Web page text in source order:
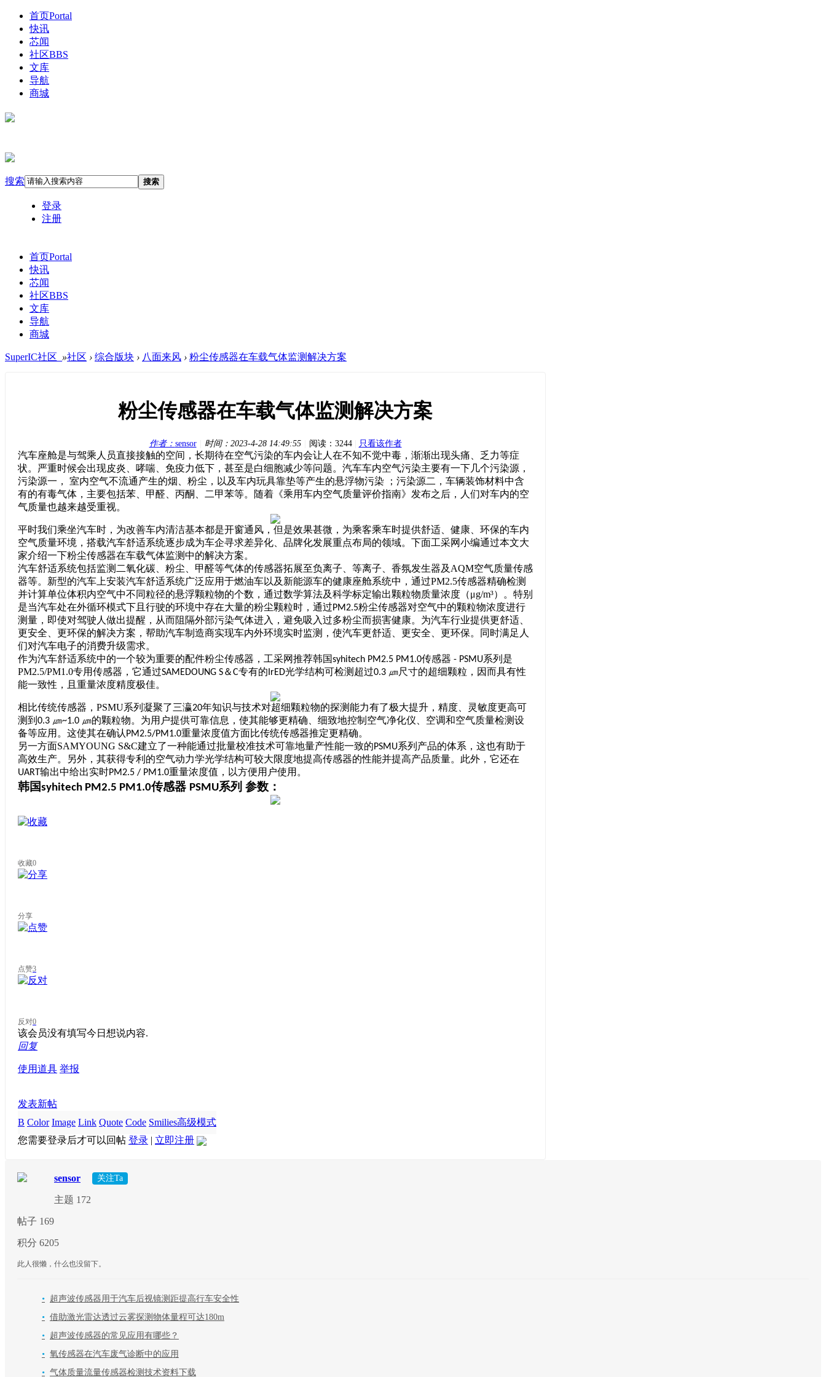
首页Portal
快讯
芯闻
社区BBS
文库
导航
商城
搜索 搜索
登录
注册
首页Portal
快讯
芯闻
社区BBS
文库
导航
商城
SuperIC社区_ »社区 › 综合版块 › 八面来风 › 粉尘传感器在车载气体监测解决方案
粉尘传感器在车载气体监测解决方案
作者： sensor 时间： 2023-4-28 14:49:55 阅读：3244 只看该作者
汽车座舱是与驾乘人员直接接触的空间， 长期待在空气污染的车内会让人在不知不觉中毒，渐渐出现头痛、乏力等症
状。严重时候会出现皮炎、哮喘、免疫力低下，甚至是白细胞减少等问题。汽车车内空气污染主要有一下几个污染源，
污染源一，
室内空气不流通产生的烟、粉尘，以及车内玩具靠垫等产生的悬浮物污染
；污染源二，车辆装饰材料中含
有的有毒气体，主要包括苯、甲醛、丙酮、二甲苯等。随着《乘用车内空气质量评价指南》发布之后，人们对车内的空
气质量也越来越受重视。
平时我们乘坐汽车时，为改善车内清洁基本都是开窗通风，但是效果甚微，为乘客乘车时提供舒适、健康、环保的车内
空气质量环境，搭载汽车舒适系统逐步成为车企寻求差异化、品牌化发展重点布局的领域。下面工采网小编通过本文大
家介绍一下粉尘传感器在车载气体监测中的解决方案。
汽车舒适系统包括监测二氧化碳、粉尘、甲醛等气体的传感器拓展至负离子、等离子、香氛发生器及 AQM空气质量传感
器等。 新型的汽车上安装汽车舒适系统广泛应用于燃油车以及新能源车的健康座舱系统中，通过PM2.5传感器精确检测
并计算单位体积内空气中不同粒径的悬浮颗粒物的个数，通过数学算法及科学标定输出颗粒物质量浓度（μg/m³）。 特别
是当汽车处在外循环模式下且行驶的环境中存在大量的粉尘颗粒时，通过PM2.5粉尘传感器对空气中的颗粒物浓度进行
测量，即使对驾驶人做出提醒，从而阻隔外部污染气体进入，避免吸入过多粉尘而损害健康。 为汽车行业提供更舒适、
更安全、更环保的解决方案，帮助汽车制造商实现车内外环境实时监测，使汽车更舒适、更安全、更环保。同时满足人
们对汽车电子的消费升级需求。
作为汽车舒适系统中的一个较为重要的配件粉尘传感器，工采网推荐韩国syhitech PM2.5 PM1.0传感器 - PSMU系列 是
PM2.5/PM1.0专用传感器，它通过SAMEDOUNG S＆C专有的 IrED光学结构可检测超过0.3 ㎛尺寸的超细颗粒，因而具有性
能一致性，且重量浓度精度极佳。
相比传统传感器， PSMU系列凝聚了三瀛20年知识与技术对超细颗粒物的探测能力有了极大提升，精度、灵敏度更高可
测到 0.3 ㎛~1.0 ㎛的颗粒物。为用户提供可靠信息，使其能够更精确、细致地控制空气净化仪、空调和空气质量检测设
备等应用。这使其在确认 PM2.5/PM1.0重量浓度值方面比传统传感器推定更精确。
另一方面SAMYOUNG S&C建立了一种能通过批量校准技术可靠地量产性能一致的PSMU系列产品的体系，这也有助于
高效生产。另外，其获得专利的空气动力学光学结构可较大限度地提高传感器的性能并提高产品质量。此外，它还在
UART输出中给出实时PM2.5 / PM1.0重量浓度值，以方便用户使用。
韩国syhitech PM2.5 PM1.0传感器 PSMU系列 参数：
收藏0
分享
点赞3
反对0
该会员没有填写今日想说内容.
回复
使用道具 举报
发表新帖
高级模式
B Color Image Link Quote Code Smilies
您需要登录后才可以回帖 登录 | 立即注册
sensor 关注Ta
主题 172
帖子 169
积分 6205
此人很懒，什么也没留下。
• 超声波传感器用于汽车后视镜测距提高行车安全性
• 借助激光雷达透过云雾探测物体量程可达180m
• 超声波传感器的常见应用有哪些？
• 氧传感器在汽车废气诊断中的应用
• 气体质量流量传感器检测技术资料下载